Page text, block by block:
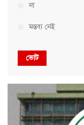
না
মন্তব্য নেই
ভোট